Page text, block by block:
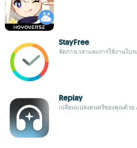
StayFree
จัดการเวลาและการใช้งานโป
Replay
เปลี่ยนแปลงดนตรีของคุณด้วย